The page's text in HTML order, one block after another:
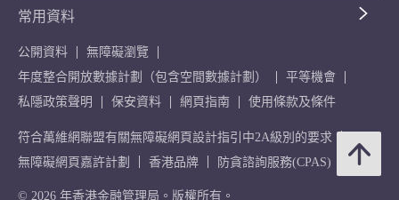
常用資料
公開資料
無障礙瀏覽
年度整合開放數據計劃（包含空間數據計劃）
平等機會
私隱政策聲明
保安資料 網頁指南 使用條款及條件
符合萬維網聯盟有關無障礙網頁設計指引中2A級別的要求
無障礙網頁嘉許計劃
香港品牌 防貪諮詢服務(CPAS)
© 2026 年香港金融管理局。版權所有。